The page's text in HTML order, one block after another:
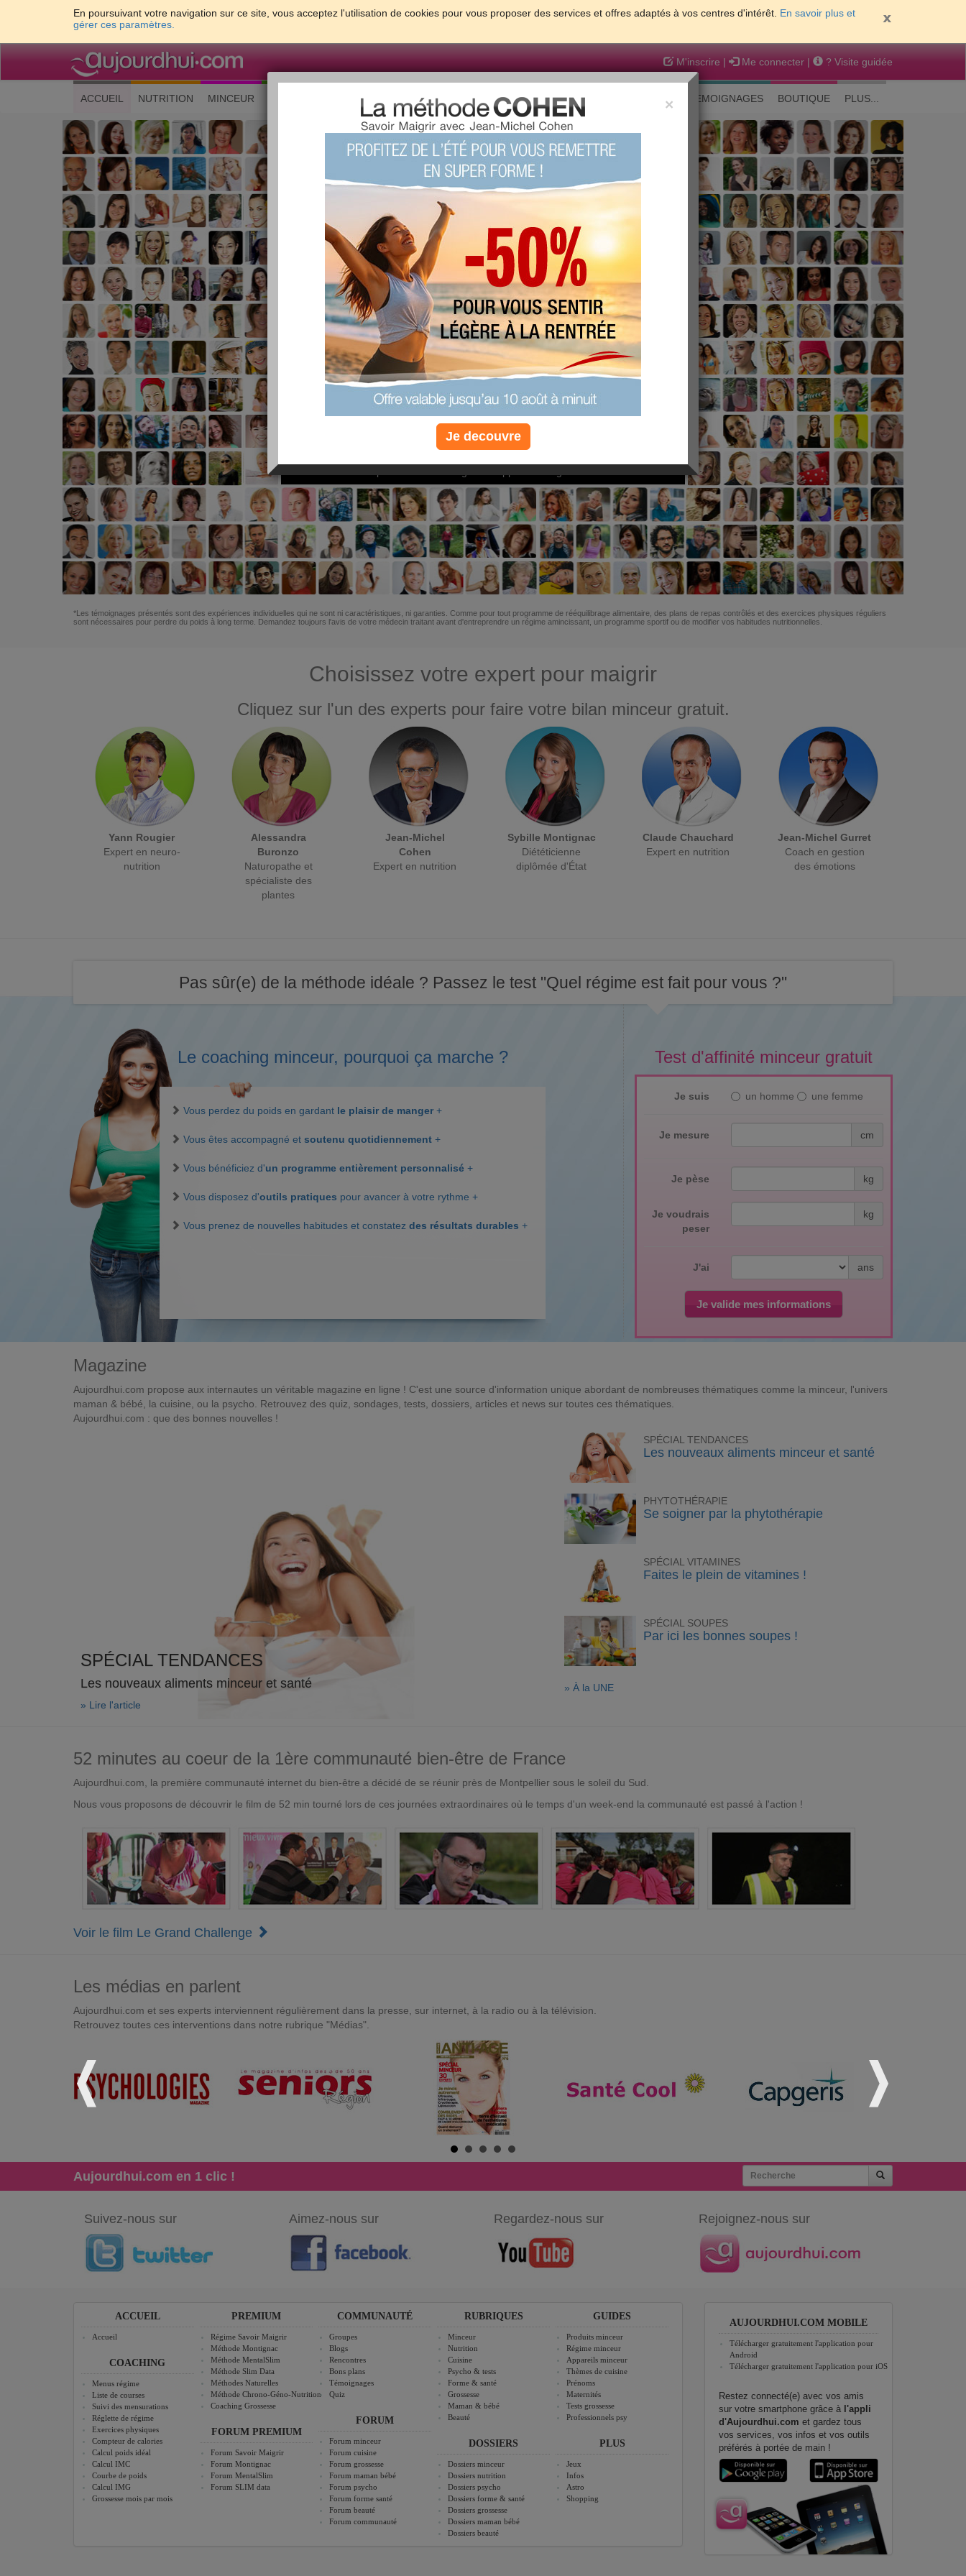
En poursuivant votre navigation sur ce site, vous acceptez l'utilisation de cookies pour vous proposer des services et offres adaptés à vos centres d'intérêt. En savoir plus et
gérer ces paramètres.
M'inscrire | Me connecter | ? Visite guidée
ACCUEIL (current)
NUTRITION MINCEUR FORME & SANTE PSYCHO & TESTS GROSSESSE & BEBE TEMOIGNAGES BOUTIQUE PLUS...
Les meilleures solutions pour maigrir et être bien dans sa peau
PLUS
EFFICACE
PLUS
SANTÉ
PLUS
COACHING
Non, je préfère le régime gratuit
*Les témoignages présentés sont des expériences individuelles qui ne sont ni caractéristiques, ni garanties. Comme pour tout programme de rééquilibrage alimentaire, des plans de repas contrôlés et des exercices physiques réguliers
sont nécessaires pour perdre du poids à long terme. Demandez toujours l'avis de votre médecin traitant avant d'entreprendre un régime amincissant, un programme sportif ou de modifier vos habitudes nutritionnelles.
Choisissez votre expert pour maigrir
Cliquez sur l'un des experts pour faire votre bilan minceur gratuit.
Yann Rougier
Expert en neuro-
nutrition
Alessandra
Buronzo
Naturopathe et
spécialiste des
plantes
Jean-Michel
Cohen
Expert en nutrition
Sybille Montignac
Diététicienne
diplômée d'État
Claude Chauchard
Expert en nutrition
Jean-Michel Gurret
Coach en gestion
des émotions
Pas sûr(e) de la méthode idéale ? Passez le test "Quel régime est fait pour vous ?"
Test d'affinité minceur gratuit
Je suis un homme une femme
Je mesure cm
Je pèse kg
Je voudrais
peser
kg
J'ai ans
Je valide mes informations
Le coaching minceur, pourquoi ça marche ?
Vous perdez du poids en gardant le plaisir de manger +
Vous êtes accompagné et soutenu quotidiennement +
Vous bénéficiez d'un programme entièrement personnalisé +
Vous disposez d'outils pratiques pour avancer à votre rythme +
Vous prenez de nouvelles habitudes et constatez des résultats durables +
Magazine
Aujourdhui.com propose aux internautes un véritable magazine en ligne ! C'est une source d'information unique abordant de nombreuses thématiques comme la minceur, l'univers
maman & bébé, la cuisine, ou la psycho. Retrouvez des quiz, sondages, tests, dossiers, articles et news sur toutes ces thématiques.
Aujourdhui.com : que des bonnes nouvelles !
SPÉCIAL TENDANCES
Les nouveaux aliments minceur et santé
» Lire l'article
SPÉCIAL TENDANCES
Les nouveaux aliments minceur et santé
PHYTOTHÉRAPIE
Se soigner par la phytothérapie
SPÉCIAL VITAMINES
Faites le plein de vitamines !
SPÉCIAL SOUPES
Par ici les bonnes soupes !
» À la UNE
52 minutes au coeur de la 1ère communauté bien-être de France
Aujourdhui.com, la première communauté internet du bien-être a décidé de se réunir près de Montpellier sous le soleil du Sud.
Nous vous proposons de découvrir le film de 52 min tourné lors de ces journées extraordinaires où le temps d'un week-end la communauté est passé à l'action !
Voir le film Le Grand Challenge
Les médias en parlent
Aujourdhui.com et ses experts interviennent régulièrement dans la presse, sur internet, à la radio ou à la télévision.
Retrouvez toutes ces interventions dans notre rubrique "Médias".
Aujourdhui.com en 1 clic !
Suivez-nous sur Aimez-nous sur Regardez-nous sur Rejoignez-nous sur
ACCUEIL
Accueil
COACHING
Menus régime
Liste de courses
Suivi des mensurations
Réglette de régime
Exercices physiques
Compteur de calories
Calcul poids idéal
Calcul IMC
Courbe de poids
Calcul IMG
Grossesse mois par mois
PREMIUM
Régime Savoir Maigrir
Méthode Montignac
Méthode MentalSlim
Méthode Slim Data
Méthodes Naturelles
Méthode Chrono-Géno-Nutrition
Coaching Grossesse
FORUM PREMIUM
Forum Savoir Maigrir
Forum Montignac
Forum MentalSlim
Forum SLIM data
COMMUNAUTÉ
Groupes
Blogs
Rencontres
Bons plans
Témoignages
Quiz
FORUM
Forum minceur
Forum cuisine
Forum grossesse
Forum maman bébé
Forum psycho
Forum forme santé
Forum beauté
Forum communauté
RUBRIQUES
Minceur
Nutrition
Cuisine
Psycho & tests
Forme & santé
Grossesse
Maman & bébé
Beauté
DOSSIERS
Dossiers minceur
Dossiers nutrition
Dossiers psycho
Dossiers forme & santé
Dossiers grossesse
Dossiers maman bébé
Dossiers beauté
GUIDES
Produits minceur
Régime minceur
Appareils minceur
Thèmes de cuisine
Prénoms
Maternités
Tests grossesse
Professionnels psy
PLUS
Jeux
Infos
Astro
Shopping
AUJOURDHUI.COM MOBILE
Télécharger gratuitement l'application pour
Android
Télécharger gratuitement l'application pour iOS
Restez connecté(e) avec vos amis
sur votre smartphone grâce à l'appli
d'Aujourdhui.com et gardez tous
vos services, vos infos et vos outils
préférés à portée de main !
×
Je decouvre